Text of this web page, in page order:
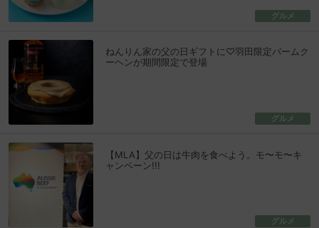
グルメ
ねんりん家の父の日ギフトに♡羽田限定バームク
ーヘンが期間限定で登場
グルメ
【MLA】父の日は牛肉を食べよう。モ〜モ〜キ
ャンペーン!!!
グルメ